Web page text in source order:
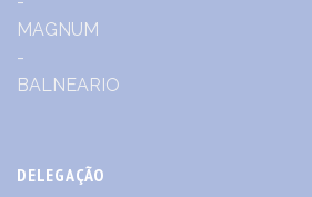
DELEGAÇÃO